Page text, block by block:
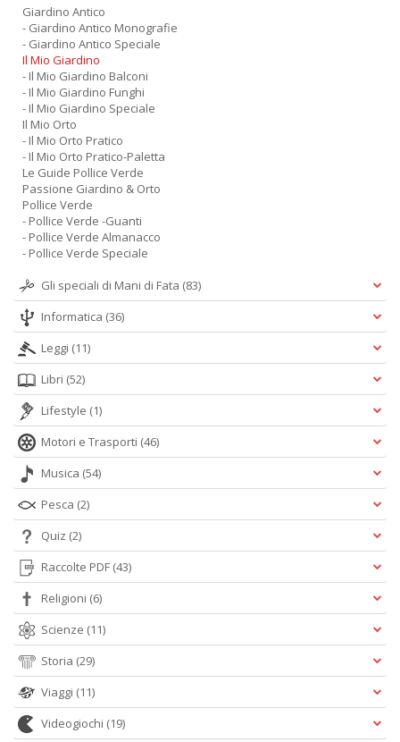
Giardino Antico
- Giardino Antico Monografie
- Giardino Antico Speciale
Il Mio Giardino
- Il Mio Giardino Balconi
- Il Mio Giardino Funghi
- Il Mio Giardino Speciale
Il Mio Orto
- Il Mio Orto Pratico
- Il Mio Orto Pratico-Paletta
Le Guide Pollice Verde
Passione Giardino & Orto
Pollice Verde
- Pollice Verde -Guanti
- Pollice Verde Almanacco
- Pollice Verde Speciale
Gli speciali di Mani di Fata (83)
Informatica (36)
Leggi (11)
Libri (52)
Lifestyle (1)
Motori e Trasporti (46)
Musica (54)
Pesca (2)
Quiz (2)
Raccolte PDF (43)
Religioni (6)
Scienze (11)
Storia (29)
Viaggi (11)
Videogiochi (19)